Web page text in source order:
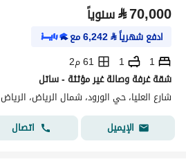
⃁70,000 سنوياً
ادفع شهرياً⃁
6,242مع
1
1
61 م2
شقة غرفة وصالة غير مؤثثة - ساتل
شارع العليا، حي الورود، شمال الرياض، الرياض
الإيميل
اتصال